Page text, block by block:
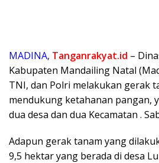
MADINA, Tanganrakyat.id –
Kabupaten Mandailing Natal
TNI, dan Polri melakukan gerak
mendukung ketahanan pangan,
dua desa dan dua Kecamatan .
Adapun gerak tanam yang
9,5 hektar yang berada di desa